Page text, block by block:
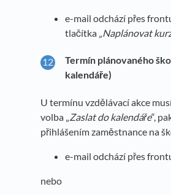
e-mail odchází přes
tlačítka „Naplánovat
Termín plánovaného
kalendáře)
U termínu vzdělávací akce
volba „Zaslat do kalendáře“,
přihlášením zaměstnance na
e-mail odchází přes
nebo